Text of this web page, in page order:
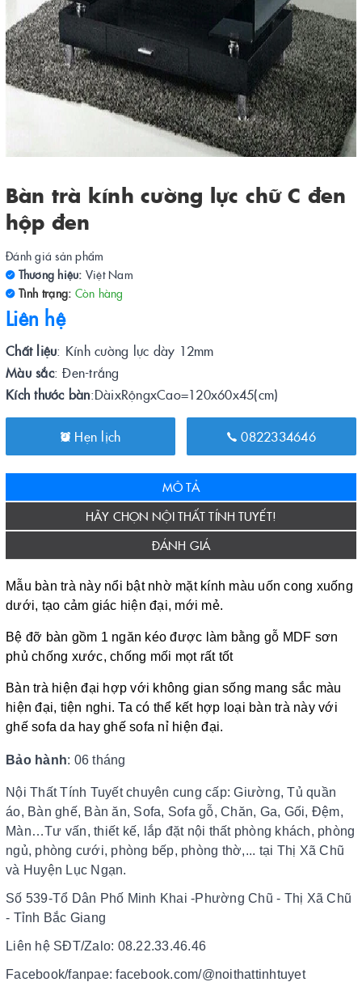
Bàn trà kính cường lực chữ C đen
hộp đen
Đánh giá sản phẩm
Thương hiệu: Việt Nam
Tình trạng: Còn hàng
Liên hệ
Chất liệu: Kính cường lực dày 12mm
Màu sắc: Đen-trắng
Kích thước bàn:DàixRộngxCao=120x60x45(cm)
Hẹn lịch 0822334646
MÔ TẢ
HÃY CHỌN NỘI THẤT TÍNH TUYẾT!
ĐÁNH GIÁ
Mẫu bàn trà này nổi bật nhờ mặt kính màu uốn cong xuống
dưới, tạo cảm giác hiện đại, mới mẻ.
Bệ đỡ bàn gồm 1 ngăn kéo được làm bằng gỗ MDF sơn
phủ chống xước, chống mối mọt rất tốt
Bàn trà hiện đại hợp với không gian sống mang sắc màu
hiện đại, tiện nghi. Ta có thể kết hợp loại bàn trà này với
ghế sofa da hay ghế sofa nỉ hiện đại.
Bảo hành: 06 tháng
Nội Thất Tính Tuyết chuyên cung cấp: Giường, Tủ quần
áo, Bàn ghế, Bàn ăn, Sofa, Sofa gỗ, Chăn, Ga, Gối, Đệm,
Màn…Tư vấn, thiết kế, lắp đặt nội thất phòng khách, phòng
ngủ, phòng cưới, phòng bếp, phòng thờ,... tại Thị Xã Chũ
và Huyện Lục Ngạn.
Số 539-Tổ Dân Phố Minh Khai -Phường Chũ - Thị Xã Chũ
- Tỉnh Bắc Giang
Liên hệ SĐT/Zalo: 08.22.33.46.46
Facebook/fanpae: facebook.com/@noithattinhtuyet